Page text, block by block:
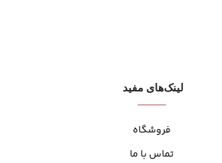
لینک‌های مفید
فروشگاه
تماس با ما